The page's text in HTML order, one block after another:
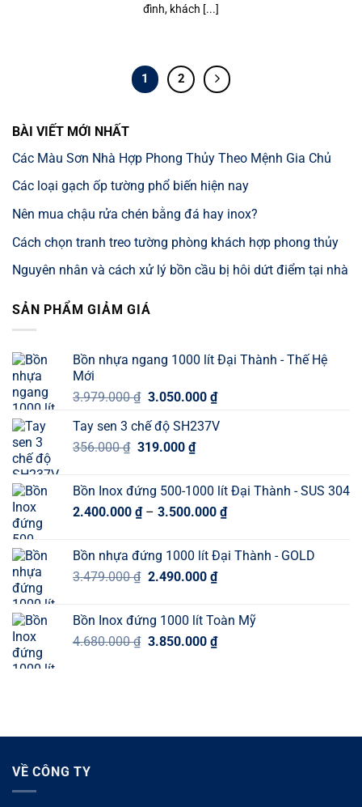
đình, khách [...]
1 2
BÀI VIẾT MỚI NHẤT
Các Màu Sơn Nhà Hợp Phong Thủy Theo Mệnh Gia Chủ
Các loại gạch ốp tường phổ biến hiện nay
Nên mua chậu rửa chén bằng đá hay inox?
Cách chọn tranh treo tường phòng khách hợp phong thủy
Nguyên nhân và cách xử lý bồn cầu bị hôi dứt điểm tại nhà
SẢN PHẨM GIẢM GIÁ
Bồn nhựa ngang 1000 lít Đại Thành - Thế Hệ
Mới
3.979.000₫ Giá
là:
3.979.000 ₫.
3.050.000 ₫Giá
tại
Tay sen 3 chế độ SH237V
356.000₫ Giá
356.000 ₫.
319.000 ₫Giá
là:
319.000 ₫.
Bồn Inox đứng 500-1000 lít Đại Thành - SUS 304
2.400.000 ₫ – 3.500.000 ₫Khoảng
2.400.000 ₫
Bồn nhựa đứng 1000 lít Đại Thành - GOLD
3.479.000₫ Giá
3.479.000 ₫.
2.490.000 ₫Giá
là:
2.490.000 ₫.
Bồn Inox đứng 1000 lít Toàn Mỹ
4.680.000₫ Giá
3.850.000 ₫Giá
VỀ CÔNG TY